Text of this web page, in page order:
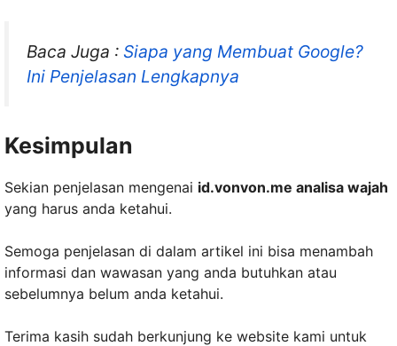
Baca Juga : Siapa yang Membuat Google?
Ini Penjelasan Lengkapnya
Kesimpulan
Sekian penjelasan mengenai id.vonvon.me analisa wajah
yang harus anda ketahui.
Semoga penjelasan di dalam artikel ini bisa menambah
informasi dan wawasan yang anda butuhkan atau
sebelumnya belum anda ketahui.
Terima kasih sudah berkunjung ke website kami untuk